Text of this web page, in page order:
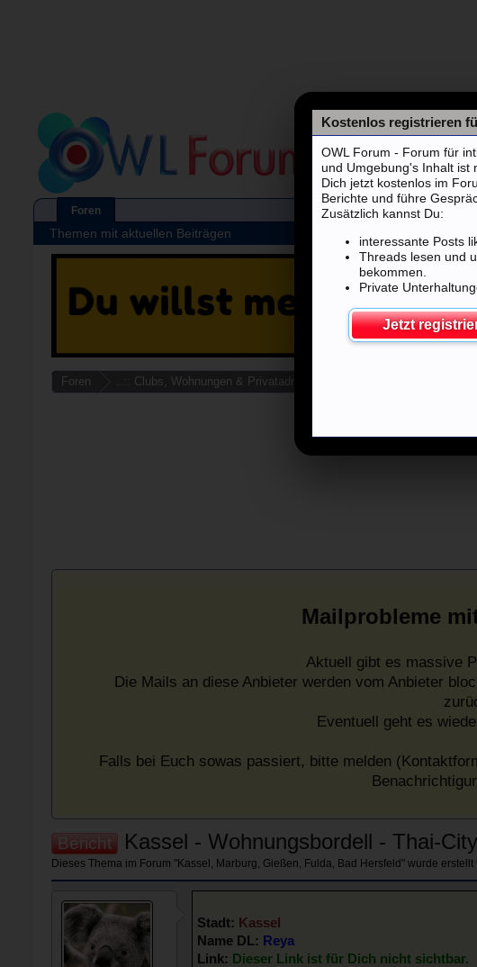
Foren ..:: Clubs, Wohnungen & Privatadressen ::..
Mailprobleme
Aktuell gibt es massive
Die Mails an diese Anbieter werden vom Anbieter
Eventuell geht es
Falls bei Euch sowas passiert, bitte melden
Bericht Kassel - Wohnungsbordell - Thai-
Dieses Thema im Forum "Kassel, Marburg, Gießen, Fulda, Bad Hersfeld" wurde erstellt
Stadt: Kassel
Name DL: Reya
Link: Dieser Link ist für Dich nicht sichtbar.
Foren
Themen mit aktuellen Beiträgen
Kostenlos registrieren
OWL Forum - Forum für
und Umgebung's Inhalt ist
Dich jetzt kostenlos im
Berichte und führe
Zusätzlich kannst Du:
interessante Posts
Threads lesen und
bekommen.
Private
Jetzt